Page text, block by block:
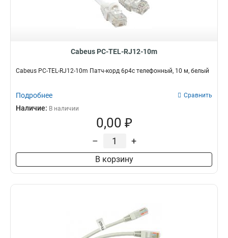
Cabeus PC-TEL-RJ12-10m
Cabeus PC-TEL-RJ12-10m Патч-корд 6p4c телефонный, 10 м, белый
Подробнее Сравнить
Наличие: В наличии
0,00 ₽
– +
В корзину